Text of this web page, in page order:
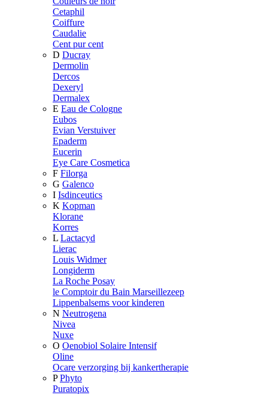
Cetaphil
Coiffure
Caudalie
Cent pur cent
D Ducray
Dermolin
Dercos
Dexeryl
Dermalex
E Eau de Cologne
Eubos
Evian Verstuiver
Epaderm
Eucerin
Eye Care Cosmetica
F Filorga
G Galenco
I Isdinceutics
K Kopman
Klorane
Korres
L Lactacyd
Lierac
Louis Widmer
Longiderm
La Roche Posay
le Comptoir du Bain Marseillezeep
Lippenbalsems voor kinderen
N Neutrogena
Nivea
Nuxe
O Oenobiol Solaire Intensif
Oline
Ocare verzorging bij kankertherapie
P Phyto
Puratopix